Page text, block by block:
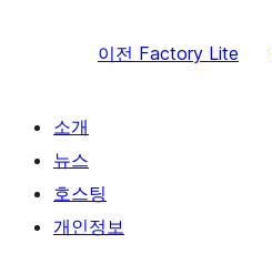
이전 Factory Lite
소개
뉴스
호스팅
개인정보